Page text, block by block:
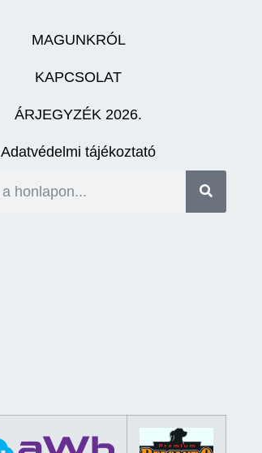
MAGUNKRÓL
KAPCSOLAT
ÁRJEGYZÉK 2026.
Adatvédelmi tájékoztató